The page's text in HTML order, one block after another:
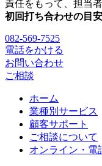
責任をもって、担当
初回打ち合わせの目
082-569-7525
電話をかける
お問い合わせ
ご相談
ホーム
業種別サービス
顧客サポート
ご相談について
オンライン・電